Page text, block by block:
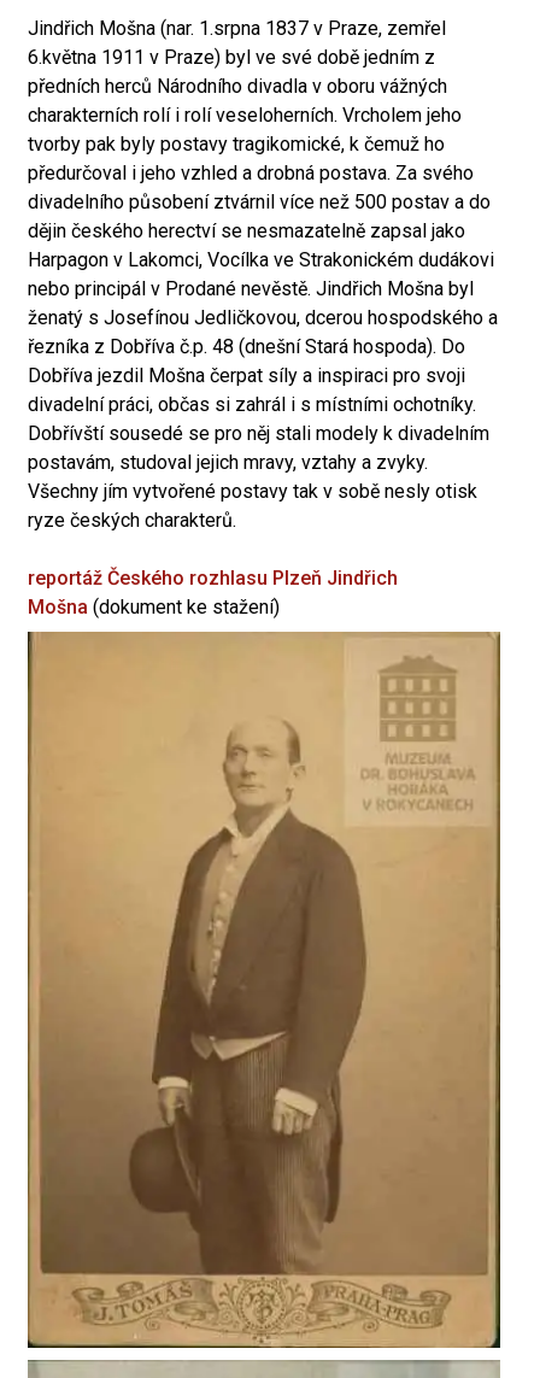
Jindřich Mošna (nar. 1.srpna 1837 v Praze, zemřel
6.května 1911 v Praze) byl ve své době jedním z
předních herců Národního divadla v oboru vážných
charakterních rolí i rolí veseloherních. Vrcholem jeho
tvorby pak byly postavy tragikomické, k čemuž ho
předurčoval i jeho vzhled a drobná postava. Za svého
divadelního působení ztvárnil více než 500 postav a do
dějin českého herectví se nesmazatelně zapsal jako
Harpagon v Lakomci, Vocílka ve Strakonickém dudákovi
nebo principál v Prodané nevěstě. Jindřich Mošna byl
ženatý s Josefínou Jedličkovou, dcerou hospodského a
řezníka z Dobříva č.p. 48 (dnešní Stará hospoda). Do
Dobříva jezdil Mošna čerpat síly a inspiraci pro svoji
divadelní práci, občas si zahrál i s místními ochotníky.
Dobřívští sousedé se pro něj stali modely k divadelním
postavám, studoval jejich mravy, vztahy a zvyky.
Všechny jím vytvořené postavy tak v sobě nesly otisk
ryze českých charakterů.
reportáž Českého rozhlasu Plzeň Jindřich
Mošna (dokument ke stažení)